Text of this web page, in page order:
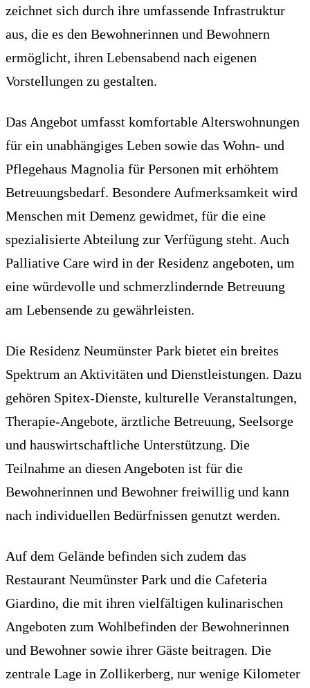
zeichnet sich durch ihre umfassende Infrastruktur
aus, die es den Bewohnerinnen und Bewohnern
ermöglicht, ihren Lebensabend nach eigenen
Vorstellungen zu gestalten.
Das Angebot umfasst komfortable Alterswohnungen
für ein unabhängiges Leben sowie das Wohn- und
Pflegehaus Magnolia für Personen mit erhöhtem
Betreuungsbedarf. Besondere Aufmerksamkeit wird
Menschen mit Demenz gewidmet, für die eine
spezialisierte Abteilung zur Verfügung steht. Auch
Palliative Care wird in der Residenz angeboten, um
eine würdevolle und schmerzlindernde Betreuung
am Lebensende zu gewährleisten.
Die Residenz Neumünster Park bietet ein breites
Spektrum an Aktivitäten und Dienstleistungen. Dazu
gehören Spitex-Dienste, kulturelle Veranstaltungen,
Therapie-Angebote, ärztliche Betreuung, Seelsorge
und hauswirtschaftliche Unterstützung. Die
Teilnahme an diesen Angeboten ist für die
Bewohnerinnen und Bewohner freiwillig und kann
nach individuellen Bedürfnissen genutzt werden.
Auf dem Gelände befinden sich zudem das
Restaurant Neumünster Park und die Cafeteria
Giardino, die mit ihren vielfältigen kulinarischen
Angeboten zum Wohlbefinden der Bewohnerinnen
und Bewohner sowie ihrer Gäste beitragen. Die
zentrale Lage in Zollikerberg, nur wenige Kilometer